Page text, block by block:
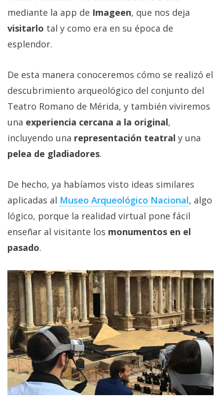
Más
temas
Sorteos
Foros
Contacto
/
Sobre
nosotros
/
Cambiar
opciones
de
privacidad
Aviso
El medio de
comunicación
digital donde
encontrarás
todas las
noticias sobre
tecnología,
móviles,
ordenadores,
apps,
informática,
videojuegos,
mediante la app de Imageen, que nos deja
visitarlo tal y como era en su época de
esplendor.
De esta manera conoceremos cómo se realizó el
descubrimiento arqueológico del conjunto del
Teatro Romano de Mérida, y también viviremos
una experiencia cercana a la original,
incluyendo una representación teatral y una
pelea de gladiadores.
De hecho, ya habíamos visto ideas similares
aplicadas al Museo Arqueológico Nacional, algo
lógico, porque la realidad virtual pone fácil
enseñar al visitante los monumentos en el
pasado.